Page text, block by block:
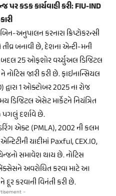
પર કડક કાર્યવાહી કરી: FIU-IND
અનુપાલન કરનારા ક્રિપ્ટોકરન્સી
તીવ્ર બનાવી છે, દેશના એન્ટી-મની
બદલ 25 ઓફશોર વર્ચ્યુઅલ ડિજિટલ
નોટિસ જારી કરી છે. ફાઇનાન્સિયલ
1 ઓક્ટોબર 2025 ના રોજ
એસેટ માર્કેટને નિયંત્રિત
પગલું દર્શાવે છે.
એક્ટ (PMLA), 2002 ની કલમ
યાદીમાં Paxful, CEX.IO,
સમાવેશ થાય છે. નોટિસ
અવરોધિત કરવા માટે આ
કરવાની વિનંતી કરી છે.
-